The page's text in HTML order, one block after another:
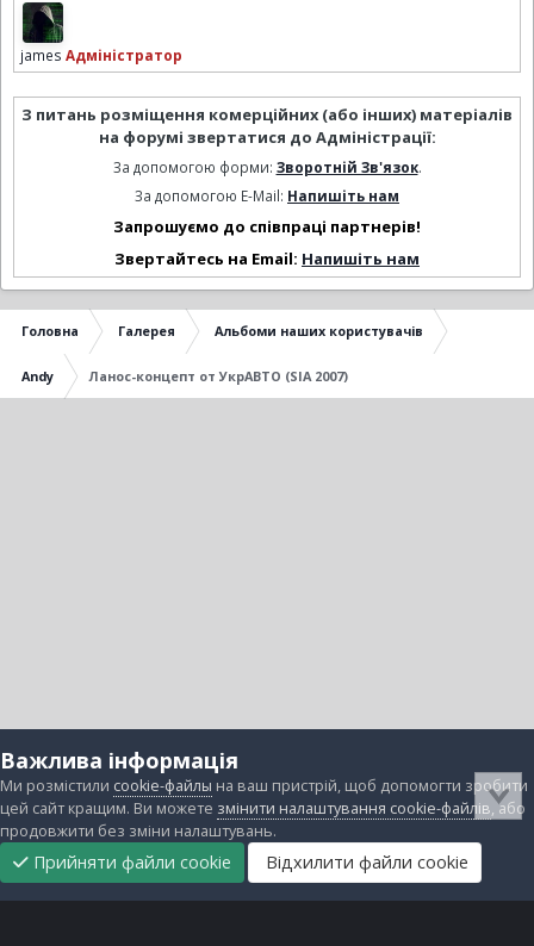
james Адміністратор
З питань розміщення комерційних (або інших) матеріалів
на форумі звертатися до Адміністрації:
За допомогою форми: Зворотній Зв'язок.
За допомогою E-Mail: Напишіть нам
Запрошуємо до співпраці партнерів!
Звертайтесь на Email: Напишіть нам
Головна Галерея Альбоми наших користувачів
Andy Ланос-концепт от УкрАВТО (SIA 2007)
Важлива інформація
Ми розмістили cookie-файлы на ваш пристрій, щоб допомогти зробити
цей сайт кращим. Ви можете змінити налаштування cookie-файлів, або
продовжити без зміни налаштувань.
Прийняти файли cookie Відхилити файли cookie
Головна
Підтримати
нас
Прибрати
рекламу
Завантаження Непрочитані Реєстрація